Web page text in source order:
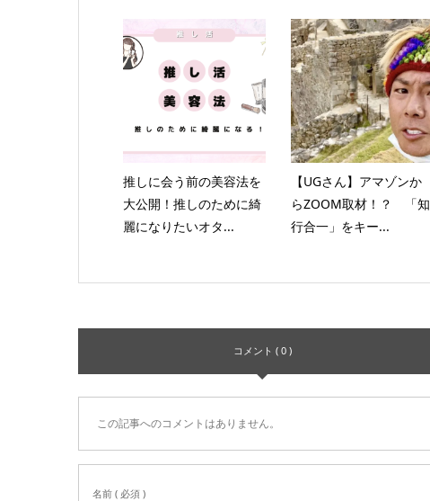
推しに会う前の美容法を
大公開！推しのために綺
麗になりたいオタ...
【UGさん】アマゾンか
らZOOM取材！？ 「知
行合一」をキー...
コメント ( 0 )
この記事へのコメントはありません。
名前 ( 必須 )